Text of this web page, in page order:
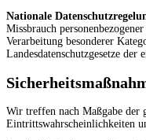
Nationale
Missbrauch
Verarbeitung besonderer
Landesdatenschutzgesetze der
Wir treffen nach Maßgabe der
Eintrittswahrscheinlichkeiten